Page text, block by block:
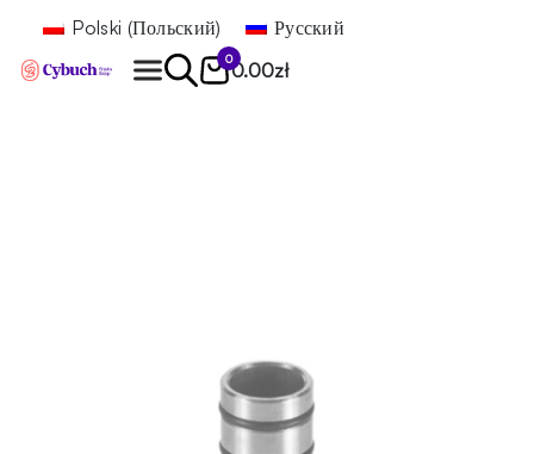
Polski (Польский) Русский
0
0.00zł